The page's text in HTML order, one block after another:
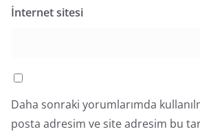
İnternet sitesi
Daha sonraki yorumlarımda
posta adresim ve site adresim bu